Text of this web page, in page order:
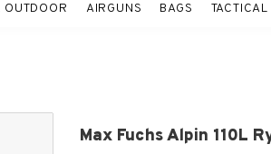
OUTDOOR AIRGUNS BAGS
Max Fuchs Alpin 110L